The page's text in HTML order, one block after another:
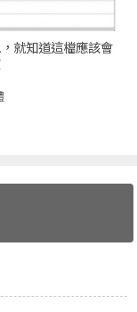
就知道這檔應該會